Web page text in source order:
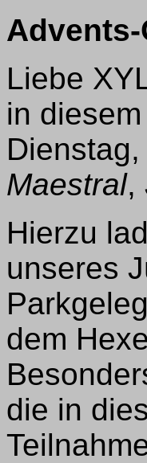
Advents-
Liebe
in
Maestral,
Hierzu
unseres
dem
die in